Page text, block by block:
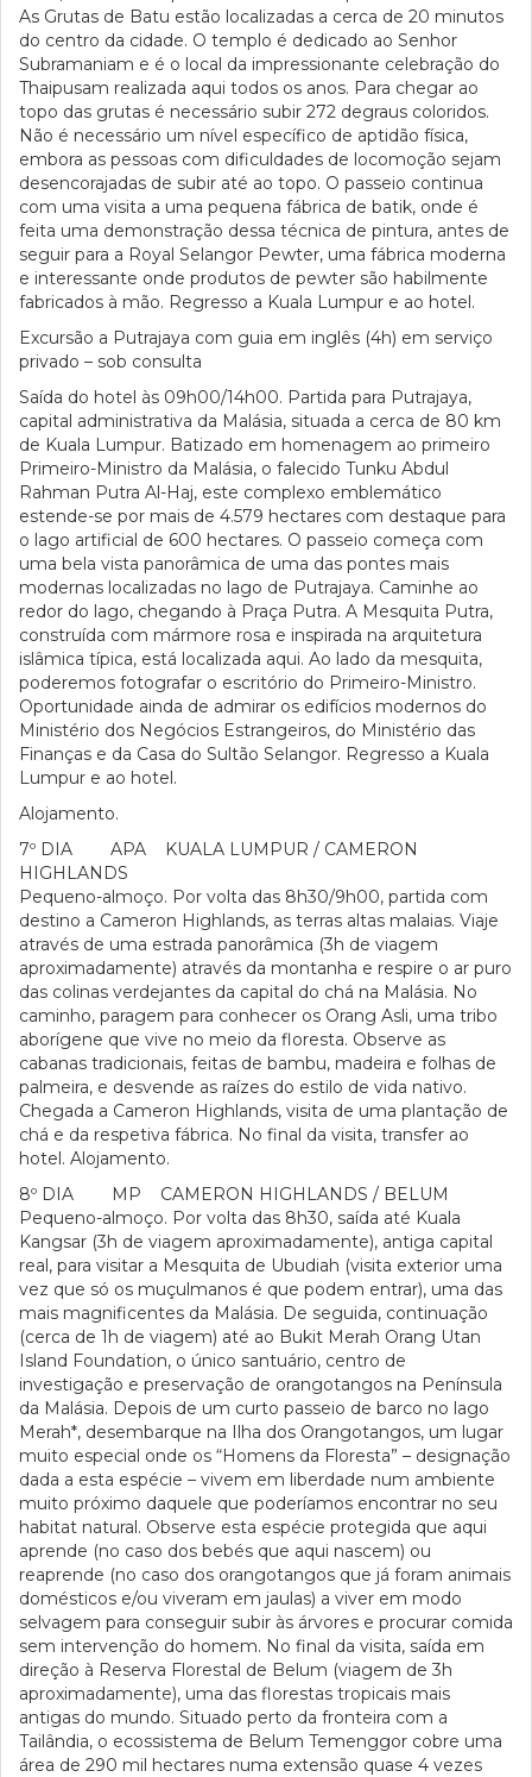
As Grutas de Batu estão localizadas a cerca de 20 minutos
do centro da cidade. O templo é dedicado ao Senhor
Subramaniam e é o local da impressionante celebração do
Thaipusam realizada aqui todos os anos. Para chegar ao
topo das grutas é necessário subir 272 degraus coloridos.
Não é necessário um nível específico de aptidão física,
embora as pessoas com dificuldades de locomoção sejam
desencorajadas de subir até ao topo. O passeio continua
com uma visita a uma pequena fábrica de batik, onde é
feita uma demonstração dessa técnica de pintura, antes de
seguir para a Royal Selangor Pewter, uma fábrica moderna
e interessante onde produtos de pewter são habilmente
fabricados à mão. Regresso a Kuala Lumpur e ao hotel.
Excursão a Putrajaya com guia em inglês (4h) em serviço
privado – sob consulta
Saída do hotel às 09h00/14h00. Partida para Putrajaya,
capital administrativa da Malásia, situada a cerca de 80 km
de Kuala Lumpur. Batizado em homenagem ao primeiro
Primeiro-Ministro da Malásia, o falecido Tunku Abdul
Rahman Putra Al-Haj, este complexo emblemático
estende-se por mais de 4.579 hectares com destaque para
o lago artificial de 600 hectares. O passeio começa com
uma bela vista panorâmica de uma das pontes mais
modernas localizadas no lago de Putrajaya. Caminhe ao
redor do lago, chegando à Praça Putra. A Mesquita Putra,
construída com mármore rosa e inspirada na arquitetura
islâmica típica, está localizada aqui. Ao lado da mesquita,
poderemos fotografar o escritório do Primeiro-Ministro.
Oportunidade ainda de admirar os edifícios modernos do
Ministério dos Negócios Estrangeiros, do Ministério das
Finanças e da Casa do Sultão Selangor. Regresso a Kuala
Lumpur e ao hotel.
Alojamento.
7º DIA APA KUALA LUMPUR / CAMERON
HIGHLANDS
Pequeno-almoço. Por volta das 8h30/9h00, partida com
destino a Cameron Highlands, as terras altas malaias. Viaje
através de uma estrada panorâmica (3h de viagem
aproximadamente) através da montanha e respire o ar puro
das colinas verdejantes da capital do chá na Malásia. No
caminho, paragem para conhecer os Orang Asli, uma tribo
aborígene que vive no meio da floresta. Observe as
cabanas tradicionais, feitas de bambu, madeira e folhas de
palmeira, e desvende as raízes do estilo de vida nativo.
Chegada a Cameron Highlands, visita de uma plantação de
chá e da respetiva fábrica. No final da visita, transfer ao
hotel. Alojamento.
8º DIA MP CAMERON HIGHLANDS / BELUM
Pequeno-almoço. Por volta das 8h30, saída até Kuala
Kangsar (3h de viagem aproximadamente), antiga capital
real, para visitar a Mesquita de Ubudiah (visita exterior uma
vez que só os muçulmanos é que podem entrar), uma das
mais magnificentes da Malásia. De seguida, continuação
(cerca de 1h de viagem) até ao Bukit Merah Orang Utan
Island Foundation, o único santuário, centro de
investigação e preservação de orangotangos na Península
da Malásia. Depois de um curto passeio de barco no lago
Merah*, desembarque na Ilha dos Orangotangos, um lugar
muito especial onde os “Homens da Floresta” – designação
dada a esta espécie – vivem em liberdade num ambiente
muito próximo daquele que poderíamos encontrar no seu
habitat natural. Observe esta espécie protegida que aqui
aprende (no caso dos bebés que aqui nascem) ou
reaprende (no caso dos orangotangos que já foram animais
domésticos e/ou viveram em jaulas) a viver em modo
selvagem para conseguir subir às árvores e procurar comida
sem intervenção do homem. No final da visita, saída em
direção à Reserva Florestal de Belum (viagem de 3h
aproximadamente), uma das florestas tropicais mais
antigas do mundo. Situado perto da fronteira com a
Tailândia, o ecossistema de Belum Temenggor cobre uma
área de 290 mil hectares numa extensão quase 4 vezes